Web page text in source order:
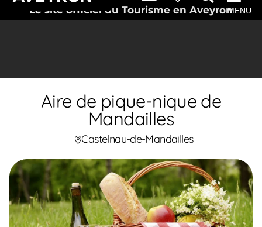
Le site officiel du Tourisme en AveyronMENU
Aire de pique-nique de
Mandailles
Castelnau-de-Mandailles